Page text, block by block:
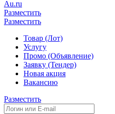
Au.ru
Разместить
Разместить
Товар (Лот)
Услугу
Промо (Объявление)
Заявку (Тендер)
Новая акция
Вакансию
Разместить